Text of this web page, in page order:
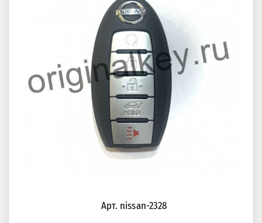
Арт. nissan-2328